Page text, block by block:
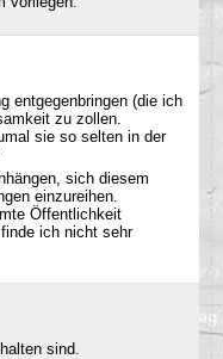
entgegenbringen (die ich
zu zollen.
sie so selten in der
sich diesem
einzureihen.
Öffentlichkeit
ich nicht sehr
sind.